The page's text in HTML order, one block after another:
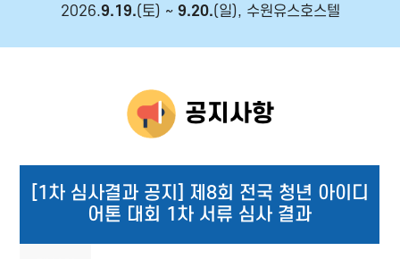
2026.9.19.(토) ~ 9.20.(일), 수원유스호스텔
공지사항
[1차 심사결과 공지] 제8회 전국 청년 아이디
어톤 대회 1차 서류 심사 결과